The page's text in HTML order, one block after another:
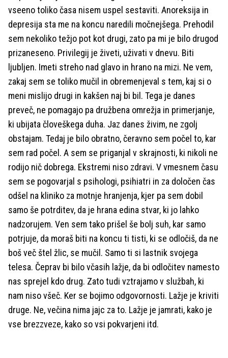
vseeno toliko časa nisem uspel sestaviti. Anoreksija in
depresija sta me na koncu naredili močnejšega. Prehodil
sem nekoliko težjo pot kot drugi, zato pa mi je bilo drugod
prizaneseno. Privilegij je živeti, uživati v dnevu. Biti
ljubljen. Imeti streho nad glavo in hrano na mizi. Ne vem,
zakaj sem se toliko mučil in obremenjeval s tem, kaj si o
meni mislijo drugi in kakšen naj bi bil. Tega je danes
preveč, ne pomagajo pa družbena omrežja in primerjanje,
ki ubijata človeškega duha. Jaz danes živim, ne zgolj
obstajam. Tedaj je bilo obratno, čeravno sem počel to, kar
sem rad počel. A sem se priganjal v skrajnosti, ki nikoli ne
rodijo nič dobrega. Ekstremi niso zdravi. V vmesnem času
sem se pogovarjal s psihologi, psihiatri in za določen čas
odšel na kliniko za motnje hranjenja, kjer pa sem dobil
samo še potrditev, da je hrana edina stvar, ki jo lahko
nadzorujem. Ven sem tako prišel še bolj suh, kar samo
potrjuje, da moraš biti na koncu ti tisti, ki se odločiš, da ne
boš več štel žlic, se mučil. Samo ti si lastnik svojega
telesa. Čeprav bi bilo včasih lažje, da bi odločitev namesto
nas sprejel kdo drug. Zato tudi vztrajamo v službah, ki
nam niso všeč. Ker se bojimo odgovornosti. Lažje je kriviti
druge. Ne, večina nima jajc za to. Lažje je jamrati, kako je
vse brezzveze, kako so vsi pokvarjeni itd.